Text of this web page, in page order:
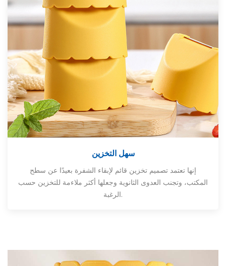
سهل التخزين
إنها تعتمد تصميم تخزين قائم لإبقاء الشفرة بعيدًا عن سطح
المكتب، وتجنب العدوى الثانوية وجعلها أكثر ملاءمة للتخزين حسب
الرغبة.